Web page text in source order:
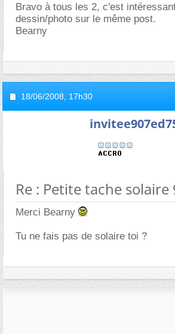
Bravo à tous les 2, c'est
dessin/photo sur le même post.
Bearny
18/06/2008, 17h30
Re : Petite tache solaire
Merci Bearny
Tu ne fais pas de solaire toi ?